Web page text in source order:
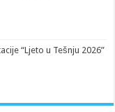
“Ljeto u Tešnju 2026”